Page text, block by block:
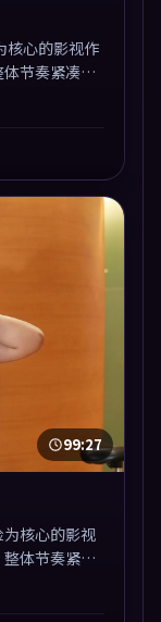
心的影视作
节奏紧凑，
99:27
核心的影视
体节奏紧